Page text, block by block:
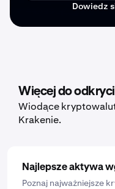
Dowiedz
Więcej do
Wiodące
Krakenie.
Najlepsze aktywa
Poznaj najważniejsze